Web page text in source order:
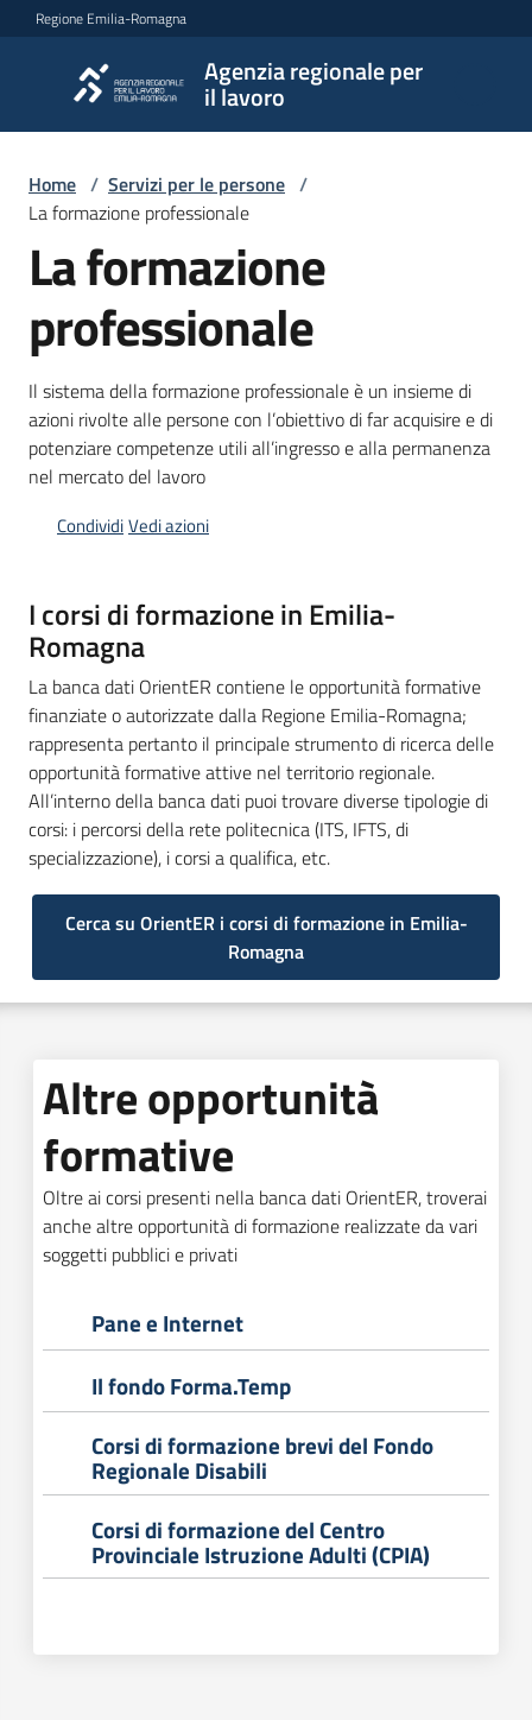
Vai al contenuto
Vai alla navigazione
Vai al footer
Regione Emilia-Romagna
Agenzia regionale per
il lavoro
Agenzia
regionale
per il
lavoro
L'Agenzia
Servizi
per
l'impiego
Lavoro
per
te
Seguici
su
Home / Servizi per le persone /
La formazione professionale
La formazione
professionale
Il sistema della formazione professionale è un insieme di
azioni rivolte alle persone con l’obiettivo di far acquisire e di
potenziare competenze utili all’ingresso e alla permanenza
nel mercato del lavoro
CondividiVedi azioni
I corsi di formazione in Emilia-
Romagna
La banca dati OrientER contiene le opportunità formative
finanziate o autorizzate dalla Regione Emilia-Romagna;
rappresenta pertanto il principale strumento di ricerca delle
opportunità formative attive nel territorio regionale.
All’interno della banca dati puoi trovare diverse tipologie di
corsi: i percorsi della rete politecnica (ITS, IFTS, di
specializzazione), i corsi a qualifica, etc.
Cerca su OrientER i corsi di formazione in Emilia-
Romagna
Altre opportunità
formative
Oltre ai corsi presenti nella banca dati OrientER, troverai
anche altre opportunità di formazione realizzate da vari
soggetti pubblici e privati
Pane e Internet
Il fondo Forma.Temp
Corsi di formazione brevi del Fondo
Regionale Disabili
Corsi di formazione del Centro
Provinciale Istruzione Adulti (CPIA)